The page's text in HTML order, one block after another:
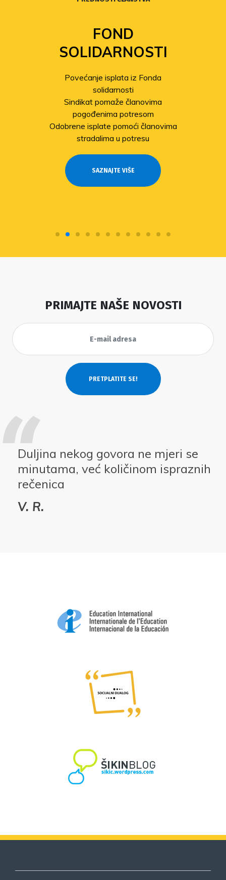
FOND
SOLIDARNOSTI
Povećanje isplata iz Fonda
solidarnosti
Sindikat pomaže članovima
pogođenima potresom
Odobrene isplate pomoći članovima
stradalima u potresu
SAZNAJTE VIŠE
PRIMAJTE NAŠE NOVOSTI
Duljina nekog govora ne mjeri se
minutama, već količinom ispraznih
rečenica
V. R.